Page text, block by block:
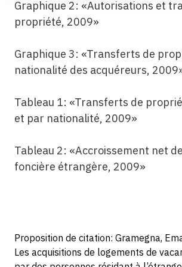
Graphique 2: «Autorisations et
propriété, 2009»
Graphique 3: «Transferts de
nationalité des acquéreurs,
Tableau 1: «Transferts de
et par nationalité, 2009»
Tableau 2: «Accroissement net
foncière étrangère, 2009»
Proposition de citation: Gramegna,
Les acquisitions de logements de